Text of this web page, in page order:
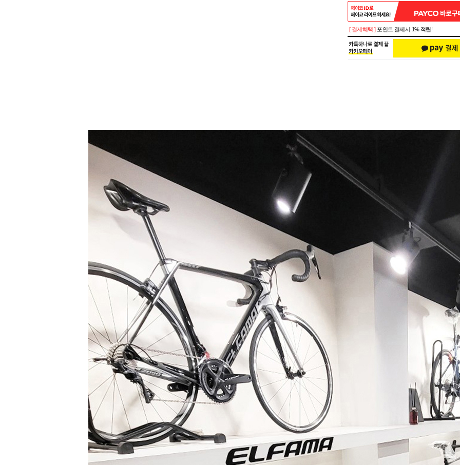
페이코 ID로 페이코 라이
[ 결제혜택 ] 포인트 결제시 1% 적립!